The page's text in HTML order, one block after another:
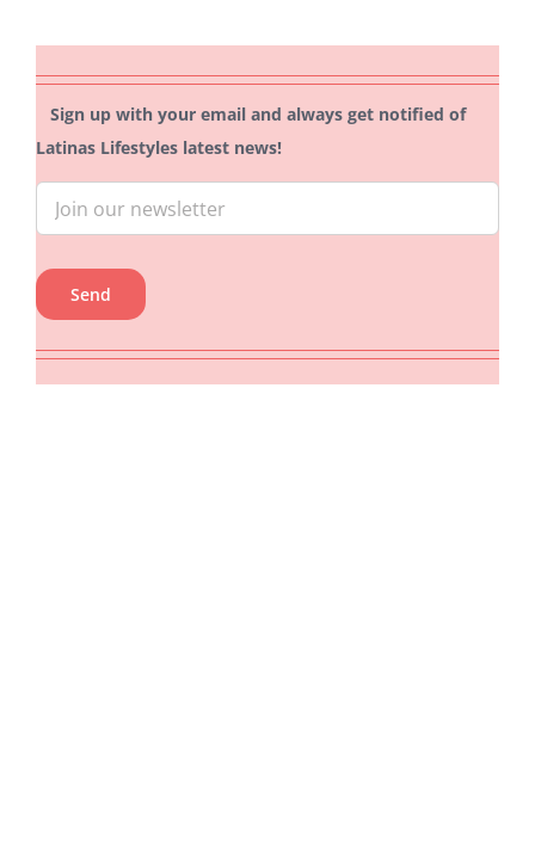
Sign up with your email and always get notified of
Latinas Lifestyles latest news!